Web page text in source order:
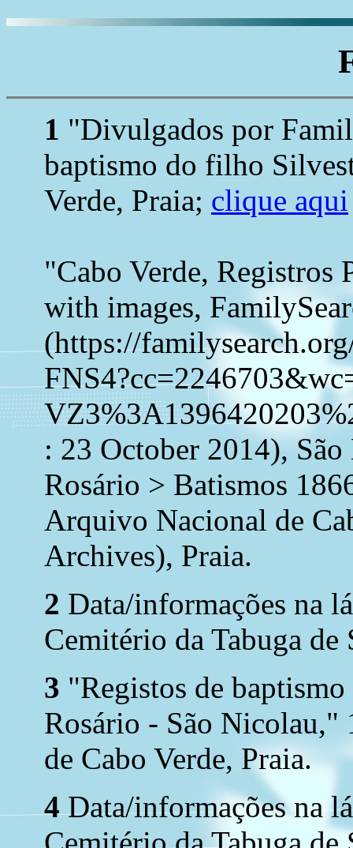
1 "Divulgados por
baptismo do filho
Verde, Praia; clique aqui
"Cabo Verde, Registros
with images,
(https://
: 23 October 2014),
Rosário > Batismos
Arquivo Nacional de
Archives), Praia.
2 Data/informações na
Cemitério da Tabuga
3 "Registos de baptismo
Rosário - São
de Cabo Verde, Praia.
4Data/informações na